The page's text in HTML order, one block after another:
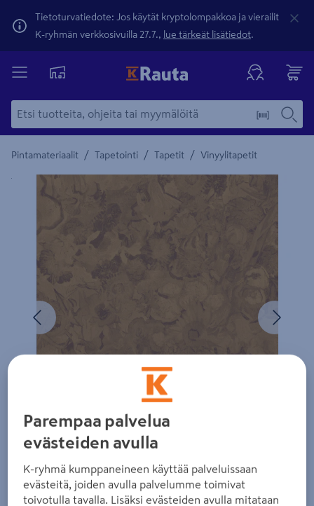
Tietoturvatiedote: Jos käytät kryptolompakkoa ja vierailit
K-ryhmän verkkosivuilla 27.7., lue tärkeät lisätiedot.
Pintamateriaalit / Tapetointi / Tapetit / Vinyylitapetit
Yksityiskohtainen kuvaus löytyy Tuotteen kuvaus -
Edellinen
Parempaa palvelua
evästeiden avulla
K-ryhmä kumppaneineen käyttää palveluissaan
evästeitä, joiden avulla palvelumme toimivat
toivotulla tavalla. Lisäksi evästeiden avulla mitataan